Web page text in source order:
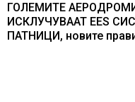
ГОЛЕМИТЕ
ИСКЛУЧУВААТ ЕЕS
ПАТНИЦИ, новите